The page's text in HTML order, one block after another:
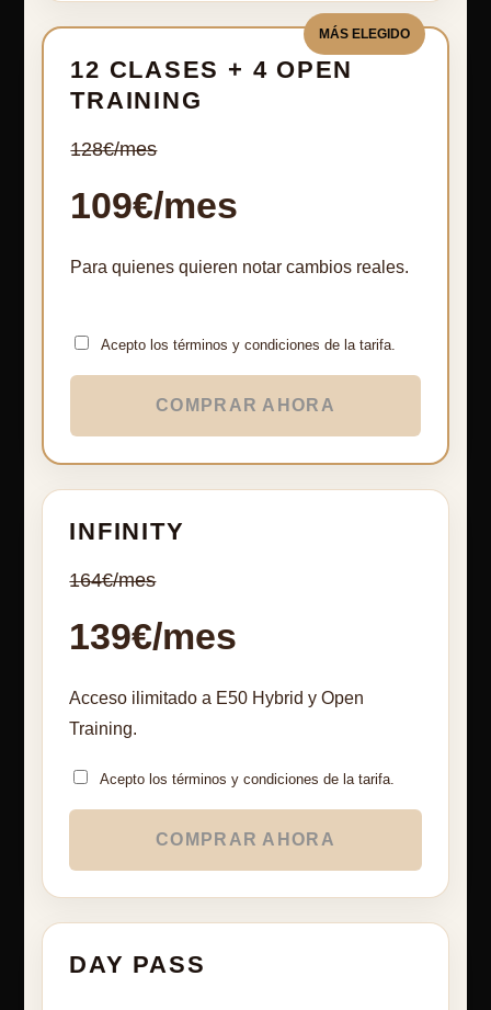
MÁS ELEGIDO
12 CLASES + 4 OPEN
TRAINING
128€/mes
109€/mes
Para quienes quieren notar cambios reales.
Acepto los términos y condiciones de la tarifa.
COMPRAR AHORA
INFINITY
164€/mes
139€/mes
Acceso ilimitado a E50 Hybrid y Open
Training.
Acepto los términos y condiciones de la tarifa.
COMPRAR AHORA
DAY PASS